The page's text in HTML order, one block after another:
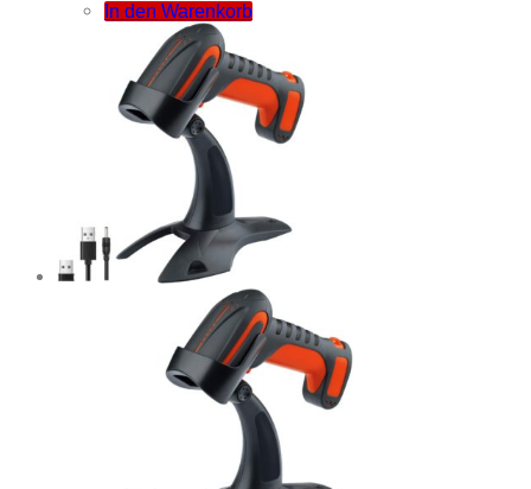
In den Warenkorb